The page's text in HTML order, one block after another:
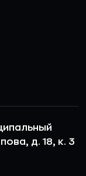
д. 18, к. 3